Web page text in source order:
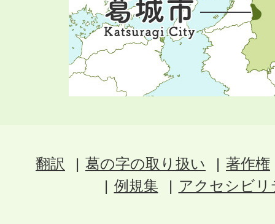
翻訳 葛の字の取り扱い
著作権
例規集
アクセシビ